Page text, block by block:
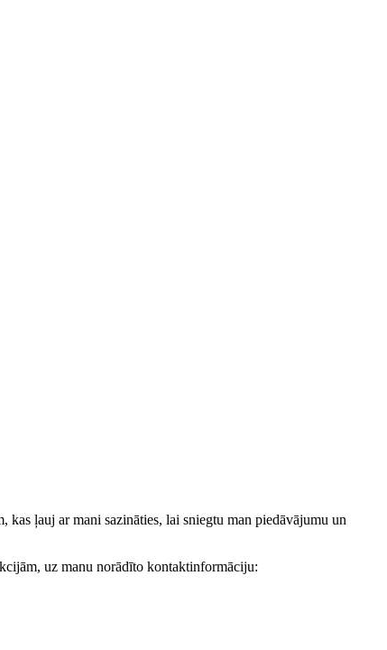
kas ļauj ar mani sazināties, lai sniegtu man piedāvājumu un
uz manu norādīto kontaktinformāciju: